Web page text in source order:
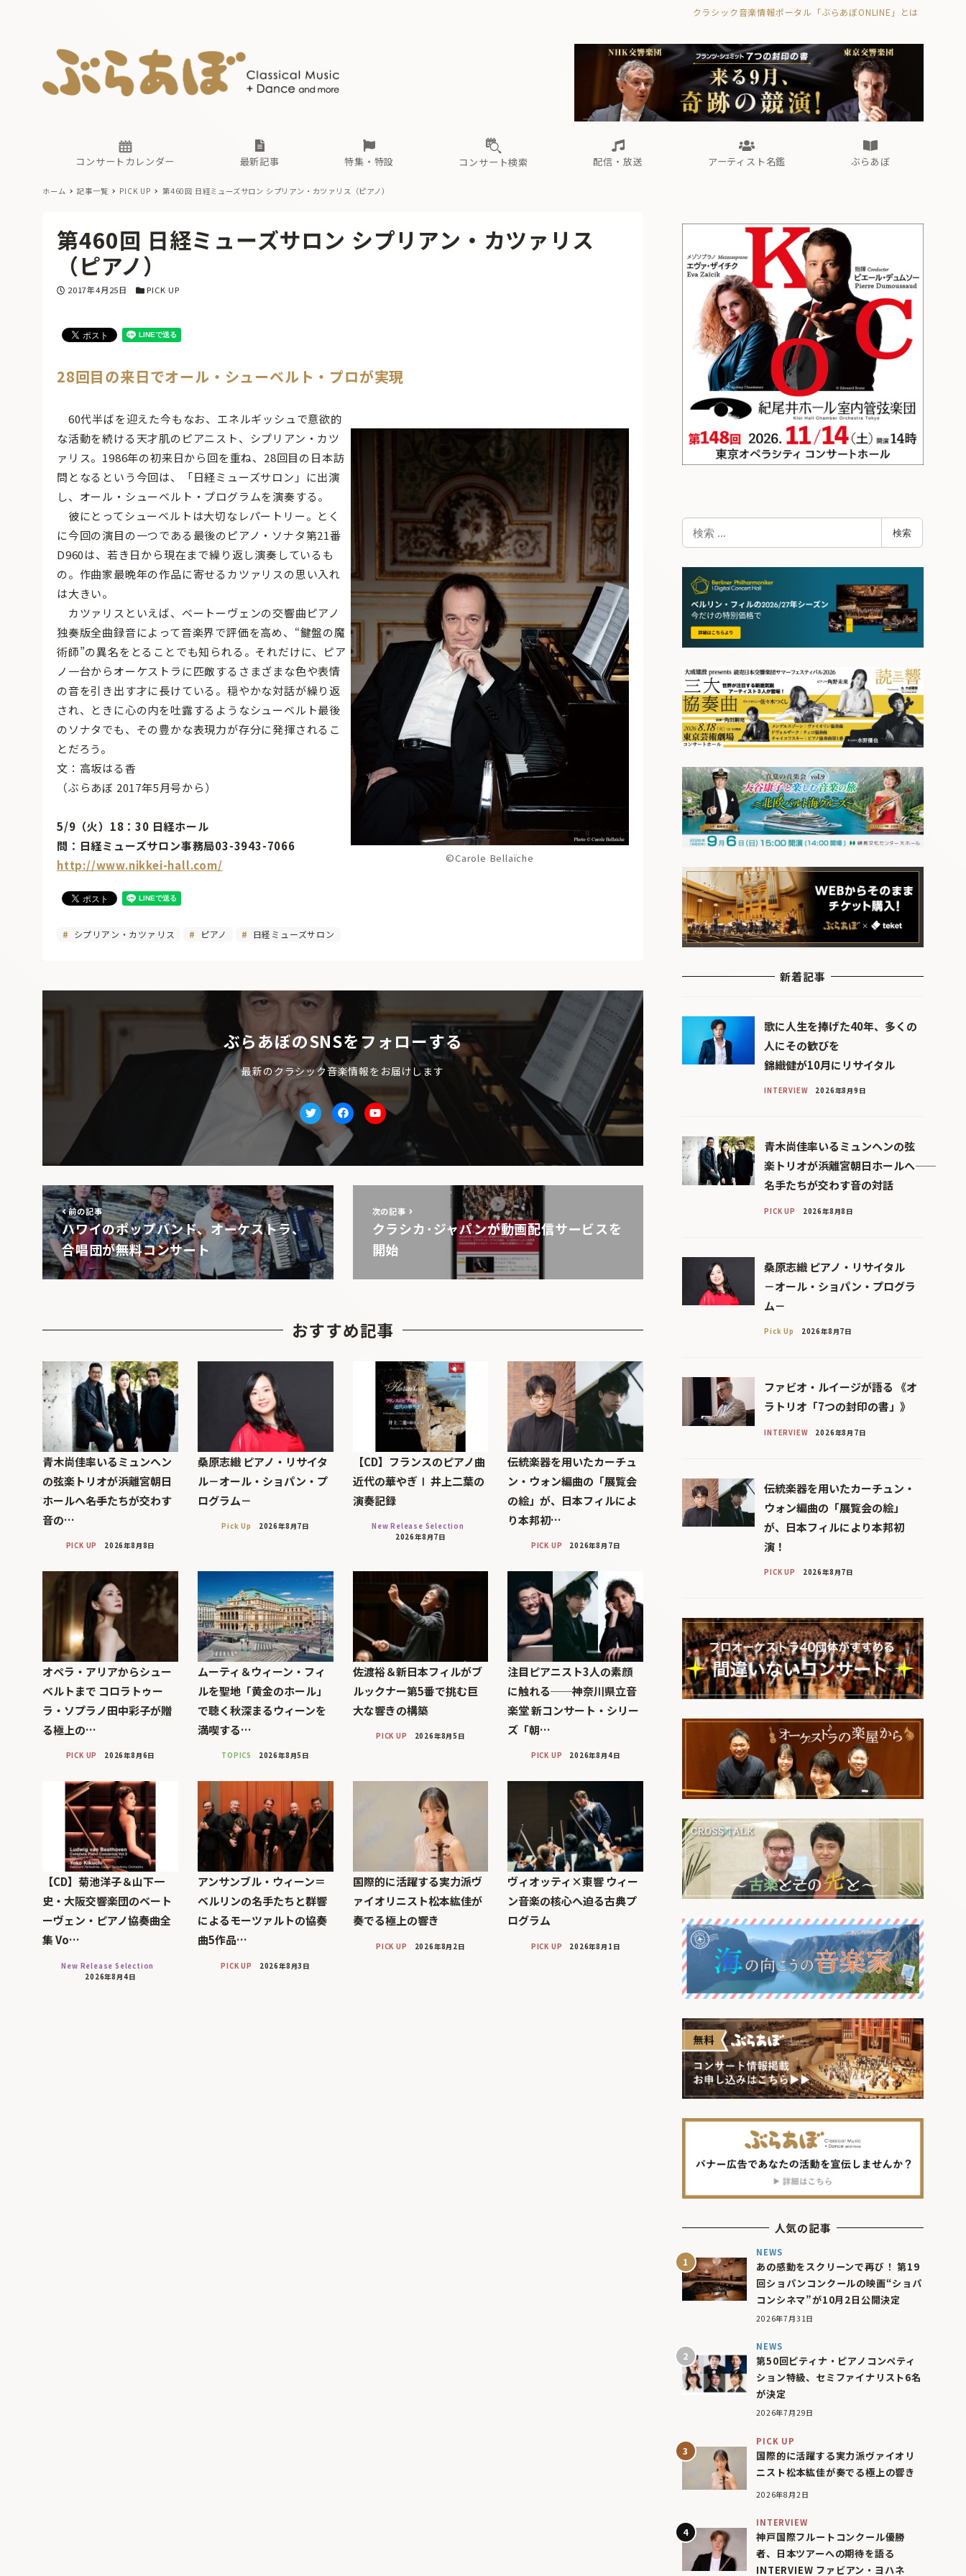
クラシック音楽情報ポータル「ぶらあぼONLINE」とは
コンサートカレンダー 最新記事
古楽とその先と オーケストラの楽屋から 海の向こうの音楽家 ぶらあぼブラス！
フォルテピアノ・オデッセイ
特集・特設
現場のプロが推す！間違いないオーケストラコンサート
過去の特集
コンサート検索 配信・放送
無料ライブ配信スケジュール 有料ライブ配信スケジュール
アーティスト名鑑
あ か な や ら わ
ぶらあぼ
古楽とその先と Aからの眺望 ぶらあぼブラス！
フォルテピアノ・オデッセイ
無料ライブ配信スケジュール
あ か さ
ホーム 記事一覧 PICK UP 第460回 日経ミューズサロン シプリアン・カツァリス（ピアノ）
第460回 日経ミューズサロン シプリアン・カツァリス
（ピアノ）
投稿日
2017年4月25日 カテゴリー
PICK UP
28回目の来日でオール・シューベルト・プロが実現
©Carole Bellaïche
60代半ばを迎えた今もなお、エネルギッシュで意欲的
な活動を続ける天才肌のピアニスト、シプリアン・カツ
ァリス。1986年の初来日から回を重ね、28回目の日本訪
問となるという今回は、「日経ミューズサロン」に出演
し、オール・シューベルト・プログラムを演奏する。
彼にとってシューベルトは大切なレパートリー。とく
に今回の演目の一つである最後のピアノ・ソナタ第21番
D960は、若き日から現在まで繰り返し演奏しているも
の。作曲家最晩年の作品に寄せるカツァリスの思い入れ
は大きい。
カツァリスといえば、ベートーヴェンの交響曲ピアノ
独奏版全曲録音によって音楽界で評価を高め、“鍵盤の魔
術師”の異名をとることでも知られる。それだけに、ピア
ノ一台からオーケストラに匹敵するさまざまな色や表情
の音を引き出す才に長けている。穏やかな対話が繰り返
され、ときに心の内を吐露するようなシューベルト最後
のソナタでも、その豊かな表現力が存分に発揮されるこ
とだろう。
文：高坂はる香
（ぶらあぼ 2017年5月号から）
5/9（火）18：30 日経ホール
問：日経ミューズサロン事務局03-3943-7066
http://www.nikkei-hall.com/
シプリアン・カツァリス ピアノ 日経ミューズサロン
ぶらあぼのSNSをフォローする
最新のクラシック音楽情報をお届けします
TwitterfacebookYoutube
前の記事
ハワイのポップバンド、オーケストラ、
合唱団が無料コンサート
次の記事
クラシカ･ジャパンが動画配信サービスを
開始
おすすめ記事
青木尚佳率いるミュンヘン
の弦楽トリオが浜離宮朝日
ホールへ――名手たちが交わす
音の…
PICK UP 2026年8月8日
桑原志織 ピアノ・リサイタ
ル－オール・ショパン・プ
ログラム－
Pick Up 2026年8月7日
【CD】フランスのピアノ曲
近代の華やぎⅠ 井上二葉の
演奏記録
New Release Selection
2026年8月7日
伝統楽器を用いたカーチュ
ン・ウォン編曲の「展覧会
の絵」が、日本フィルによ
り本邦初…
PICK UP 2026年8月7日
オペラ・アリアからシュー
ベルトまで コロラトゥー
ラ・ソプラノ田中彩子が贈
る極上の…
PICK UP 2026年8月6日
ムーティ＆ウィーン・フィ
ルを聖地「黄金のホール」
で聴く秋深まるウィーンを
満喫する…
TOPICS 2026年8月5日
佐渡裕＆新日本フィルがブ
ルックナー第5番で挑む巨
大な響きの構築
PICK UP 2026年8月5日
注目ピアニスト3人の素顔
に触れる──神奈川県立音
楽堂 新コンサート・シリー
ズ「朝…
PICK UP 2026年8月4日
【CD】菊池洋子＆山下一
史・大阪交響楽団のベート
ーヴェン・ピアノ協奏曲全
集 Vo…
New Release Selection
2026年8月4日
アンサンブル・ウィーン＝
ベルリンの名手たちと群響
によるモーツァルトの協奏
曲5作品…
PICK UP 2026年8月3日
国際的に活躍する実力派ヴ
ァイオリニスト松本紘佳が
奏でる極上の響き
PICK UP 2026年8月2日
ヴィオッティ×東響 ウィー
ン音楽の核心へ迫る古典プ
ログラム
PICK UP 2026年8月1日
検
索
検索
新着記事
歌に人生を捧げた40年、多くの
人にその歓びを
錦織健が10月にリサイタル
INTERVIEW 2026年8月9日
青木尚佳率いるミュンヘンの弦
楽トリオが浜離宮朝日ホールへ――
名手たちが交わす音の対話
PICK UP 2026年8月8日
桑原志織 ピアノ・リサイタル
－オール・ショパン・プログラ
ム－
Pick Up 2026年8月7日
ファビオ・ルイージが語る 《オ
ラトリオ「7つの封印の書」》
INTERVIEW 2026年8月7日
伝統楽器を用いたカーチュン・
ウォン編曲の「展覧会の絵」
が、日本フィルにより本邦初
演！
PICK UP 2026年8月7日
人気の記事
NEWS
あの感動をスクリーンで再び！ 第19
回ショパンコンクールの映画“ショパ
コンシネマ”が10月2日公開決定
2026年7月31日
NEWS
第50回ピティナ・ピアノコンペティ
ション特級、セミファイナリスト6名
が決定
2026年7月29日
PICK UP
国際的に活躍する実力派ヴァイオリ
ニスト松本紘佳が奏でる極上の響き
2026年8月2日
INTERVIEW
神戸国際フルートコンクール優勝
者、日本ツアーへの期待を語る
INTERVIEW ファビアン・ヨハネ